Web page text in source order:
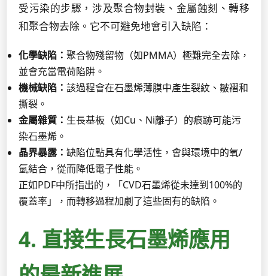
受污染的步驟，涉及聚合物封裝、金屬蝕刻、轉移
和聚合物去除。它不可避免地會引入缺陷：
化學缺陷： 聚合物殘留物（如PMMA）極難完全去除，
並會充當電荷陷阱。
機械缺陷： 該過程會在石墨烯薄膜中產生裂紋、皺褶和
撕裂。
金屬雜質： 生長基板（如Cu、Ni離子）的痕跡可能污
染石墨烯。
晶界暴露： 缺陷位點具有化學活性，會與環境中的氧/
氫結合，從而降低電子性能。
正如PDF中所指出的，「CVD石墨烯從未達到100%的
覆蓋率」，而轉移過程加劇了這些固有的缺陷。
4. 直接生長石墨烯應用